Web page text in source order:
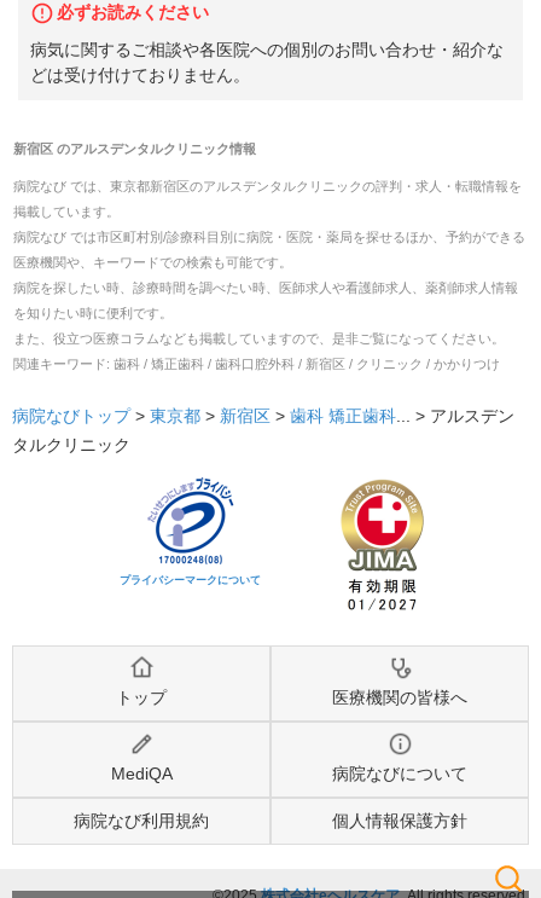
必ずお読みください
病気に関するご相談や各医院への個別のお問い合わせ・紹介な
どは受け付けておりません。
新宿区のアルスデンタルクリニック情報
病院なび では、 東京都新宿区のアルスデンタルクリニックの評判・求人・転職情報を
掲載しています。
病院なび では市区町村別/診療科目別に病院・医院・薬局を探せるほか、予約ができる
医療機関や、キーワードでの検索も可能です。
病院を探したい時、診療時間を調べたい時、医師求人や看護師求人、薬剤師求人情報
を知りたい時に便利です。
また、役立つ医療コラムなども掲載していますので、是非ご覧になってください。
関連キーワード: 歯科 / 矯正歯科 / 歯科口腔外科 / 新宿区 / クリニック / かかりつけ
病院なびトップ > 東京都 > 新宿区 > 歯科 矯正歯科... > アルスデン
タルクリニック
プライバシーマークについて
トップ 医療機関の皆様へ
MediQA 病院なびについて
病院なび利用規約 個人情報保護方針